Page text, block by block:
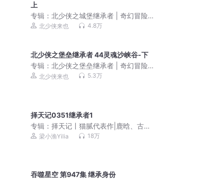
上
专辑：北少侠之城堡继承者 | 奇幻冒险
励志·空间思维
北少侠来也 4.8万
北少侠之堡垒继承者 44灵魂沙峡谷-下
专辑：北少侠之堡垒继承者 | 奇幻冒险 ·
空间思维
北少侠来也 5.3万
择天记0351继承者1
专辑：择天记丨猫腻代表作|鹿晗、古力
娜扎主演影视剧原著多人有声剧
梁小渔Yilia 18万
吞噬星空 第947集 继承身份